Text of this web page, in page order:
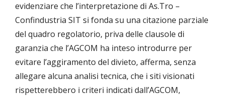
evidenziare che l’interpretazione di As.Tro –
Confindustria SIT si fonda su una citazione parziale
del quadro regolatorio, priva delle clausole di
garanzia che l’AGCOM ha inteso introdurre per
evitare l’aggiramento del divieto, afferma, senza
allegare alcuna analisi tecnica, che i siti visionati
rispetterebbero i criteri indicati dall’AGCOM,